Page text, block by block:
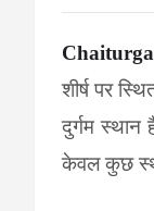
शीर्ष पर
दुर्गम
केवल कुछ